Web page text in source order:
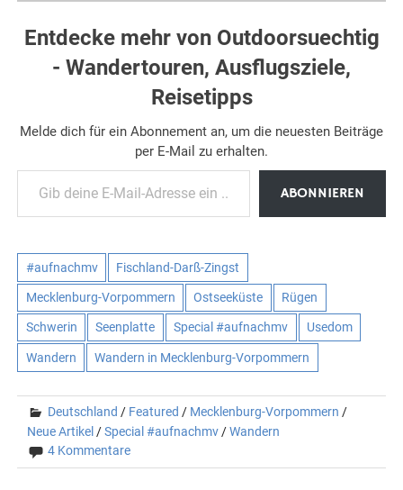
Entdecke mehr von Outdoorsuechtig
- Wandertouren, Ausflugsziele,
Reisetipps
Melde dich für ein Abonnement an, um die neuesten Beiträge
per E-Mail zu erhalten.
Gib deine E-Mail-Adresse ein ...
ABONNIEREN
#aufnachmv Fischland-Darß-Zingst
Mecklenburg-Vorpommern Ostseeküste Rügen
Schwerin Seenplatte Special #aufnachmv Usedom
Wandern Wandern in Mecklenburg-Vorpommern
Deutschland / Featured / Mecklenburg-Vorpommern /
Neue Artikel /Special #aufnachmv /Wandern
4 Kommentare